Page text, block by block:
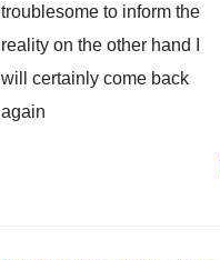
troublesome to inform the
reality on the other hand I
will certainly come back
again